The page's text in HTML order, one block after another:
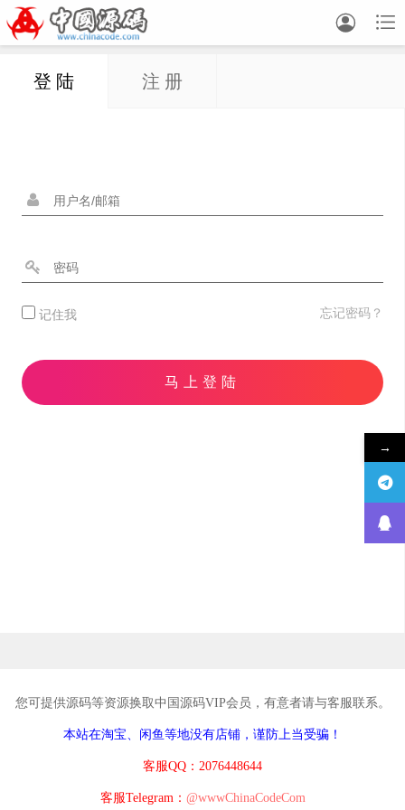


登 陆 注 册
记住我 忘记密码？
马上登陆
您可提供源码等资源换取中国源码VIP会员，有意者请与客服联系。
本站在淘宝、闲鱼等地没有店铺，谨防上当受骗！
客服QQ：2076448644
客服Telegram： @wwwChinaCodeCom
→